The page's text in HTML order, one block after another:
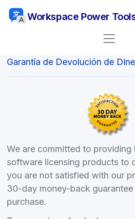
Workspace Power
Política de
Garantía de Devolución de
We are committed to providing
software licensing products to
you are not satisfied with our
30-day money-back
purchase.